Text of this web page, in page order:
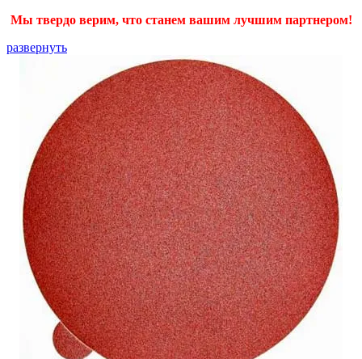
Мы твердо верим, что станем вашим лучшим партнером!
развернуть